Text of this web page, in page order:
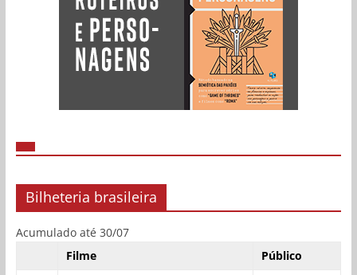
Bilheteria brasileira
Acumulado até 30/07
Filme
Público